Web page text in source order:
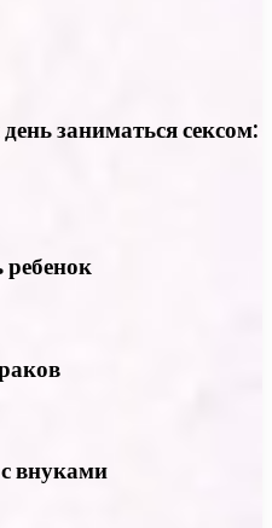
заниматься сексом:
ребенок
внуками